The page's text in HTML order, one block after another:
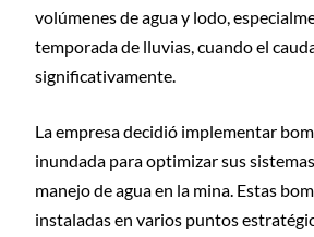
volúmenes de agua y lodo,
temporada de lluvias, cuando el
significativamente.
La empresa decidió implementar
inundada para optimizar sus
manejo de agua en la mina. Estas
instaladas en varios puntos